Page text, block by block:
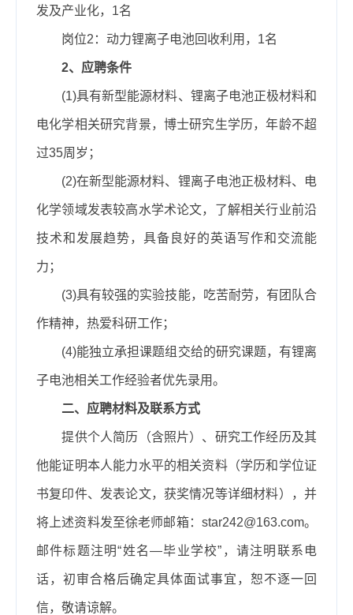
发及产业化， 1名
岗位2 ：动力锂离子电池回收利用， 1名
2、应聘条件
(1)具有新型能源材料、锂离子电池正极材料和
电化学相关研究背景， 博士研究生学历，年龄不超
过35周岁；
(2)在新型能源材料、锂离子电池正极材料、电
化学领域发表较高水学术论文，了解相关行业前沿
技术和发展趋势， 具备良好的英语写作和交流能
力；
(3)具有较强的实验技能，吃苦耐劳，有团队合
作精神，热爱科研工作；
(4)能独立承担课题组交给的研究课题，有锂离
子电池相关工作经验者优先录用。
二、应聘材料及联系方式
提供个人简历（含照片）、研究工作经历及其
他能证明本人能力水平的相关资料（学历和学位证
书复印件、发表论文，获奖情况等详细材料），并
将上述资料发至徐老师邮箱：star242@163.com。
邮件标题注明“姓名—毕业学校”，请注明联系电
话，初审合格后确定具体面试事宜，恕不逐一回
信，敬请谅解。